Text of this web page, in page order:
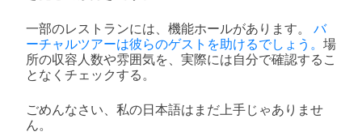
一部のレストランには、機能ホールがあります。 バ
ーチャルツアーは彼らのゲストを助けるでしょう。 場
所の収容人数や雰囲気を、実際には自分で確認するこ
となくチェックする。
ごめんなさい、私の日本語はまだ上手じゃありませ
ん。